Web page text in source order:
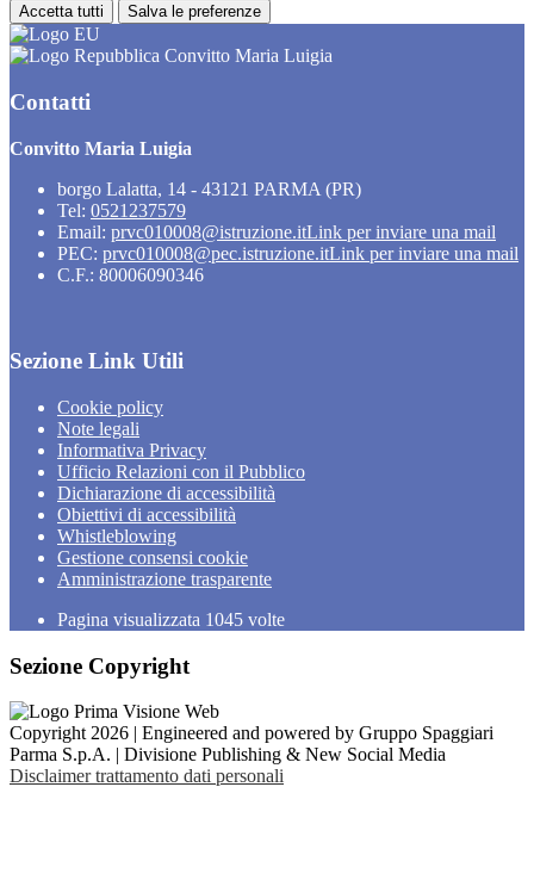
Accetta tutti Salva le preferenze
Convitto Maria Luigia
Contatti
Convitto Maria Luigia
borgo Lalatta, 14 - 43121 PARMA (PR)
Tel: 0521237579
Email: prvc010008@istruzione.itLink per inviare una mail
PEC: prvc010008@pec.istruzione.itLink per inviare una mail
C.F.: 80006090346
Sezione Link Utili
Cookie policy
Note legali
Informativa Privacy
Ufficio Relazioni con il Pubblico
Dichiarazione di accessibilità
Obiettivi di accessibilità
Whistleblowing
Gestione consensi cookie
Amministrazione trasparente
Pagina visualizzata 1045 volte
Sezione Copyright
Copyright 2026 | Engineered and powered by Gruppo Spaggiari
Parma S.p.A. | Divisione Publishing & New Social Media
Disclaimer trattamento dati personali